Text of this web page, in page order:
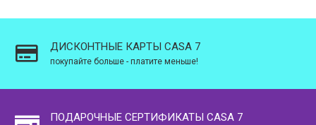
ДИСКОНТНЫЕ КАРТЫ CASA 7
покупайте больше - платите меньше!
ПОДАРОЧНЫЕ СЕРТИФИКАТЫ CASA 7